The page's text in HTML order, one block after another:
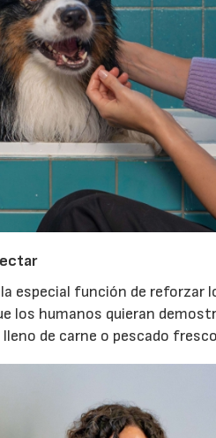
especial función de reforzar
los humanos quieran
lleno de carne o pescado